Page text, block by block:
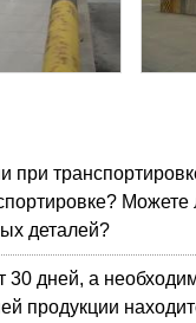
при
Можете
деталей?
30 дней, а
продукции